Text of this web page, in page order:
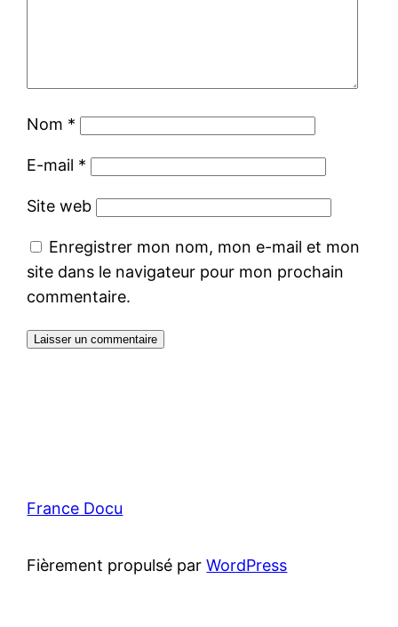
Nom *
E-mail *
Site web
Enregistrer mon nom, mon e-mail et mon
site dans le navigateur pour mon prochain
commentaire.
France Docu
Fièrement propulsé parWordPress